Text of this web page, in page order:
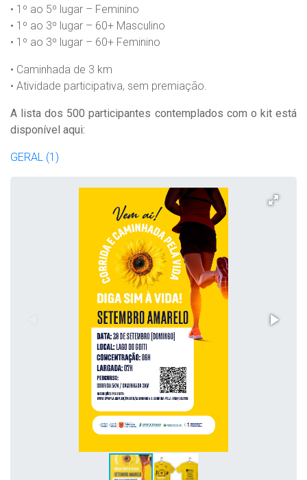
• 1º ao 5º lugar – Feminino
• 1º ao 3º lugar – 60+ Masculino
• 1º ao 3º lugar – 60+ Feminino
• Caminhada de 3 km
• Atividade participativa, sem premiação.
A lista dos 500 participantes contemplados com o kit está
disponível aqui:
GERAL (1)